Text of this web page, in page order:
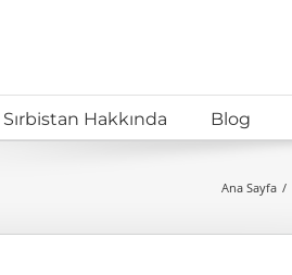
Sırbistan Hakkında Blog
Ana Sayfa